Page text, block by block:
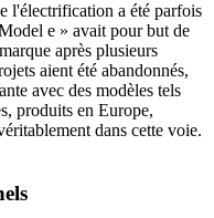
l'électrification a été parfois
e » avait pour but de
après plusieurs
aient été abandonnés,
avec des modèles tels
produits en Europe,
dans cette voie.